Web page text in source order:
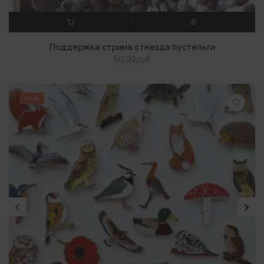
В КОРЗИНУ
Поддержка стрима с гнезда пустельги
50,00 руб
NEW